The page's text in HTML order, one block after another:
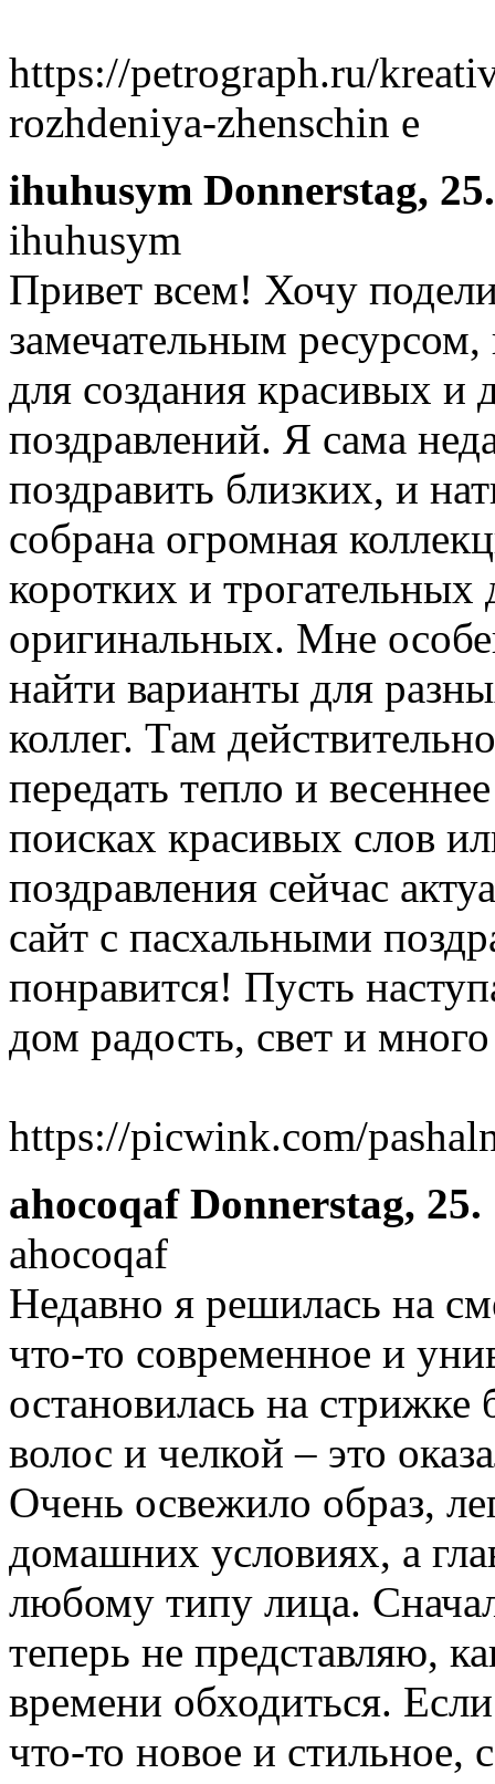
https://petrograph.ru/
rozhdeniya-zhenschin e
ihuhusym Donnerstag,
ihuhusym
Привет всем! Хочу
замечательным
для создания красивых
поздравлений. Я сама
поздравить близких, и
собрана огромная
коротких и трогательных
оригинальных. Мне
найти варианты для
коллег. Там
передать тепло и
поисках красивых слов
поздравления сейчас
сайт с пасхальными
понравится! Пусть
дом радость, свет и
https://picwink.com/
ahocoqaf Donnerstag, 25.
ahocoqaf
Недавно я решилась на
что-то современное и
остановилась на
волос и челкой – это
Очень освежило образ,
домашних условиях, а
любому типу лица.
теперь не представляю,
времени обходиться.
что-то новое и стильное,